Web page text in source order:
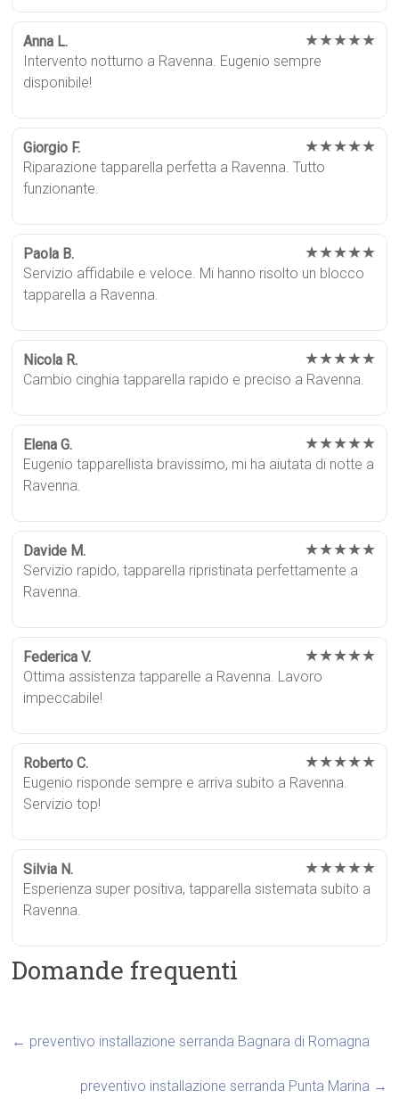
Anna L. ★★★★★
Intervento notturno a Ravenna. Eugenio sempre
disponibile!
Giorgio F. ★★★★★
Riparazione tapparella perfetta a Ravenna. Tutto
funzionante.
Paola B. ★★★★★
Servizio affidabile e veloce. Mi hanno risolto un blocco
tapparella a Ravenna.
Nicola R. ★★★★★
Cambio cinghia tapparella rapido e preciso a Ravenna.
Elena G. ★★★★★
Eugenio tapparellista bravissimo, mi ha aiutata di notte a
Ravenna.
Davide M. ★★★★★
Servizio rapido, tapparella ripristinata perfettamente a
Ravenna.
Federica V. ★★★★★
Ottima assistenza tapparelle a Ravenna. Lavoro
impeccabile!
Roberto C. ★★★★★
Eugenio risponde sempre e arriva subito a Ravenna.
Servizio top!
Silvia N. ★★★★★
Esperienza super positiva, tapparella sistemata subito a
Ravenna.
Domande frequenti
← preventivo installazione serranda Bagnara di Romagna
preventivo installazione serranda Punta Marina →